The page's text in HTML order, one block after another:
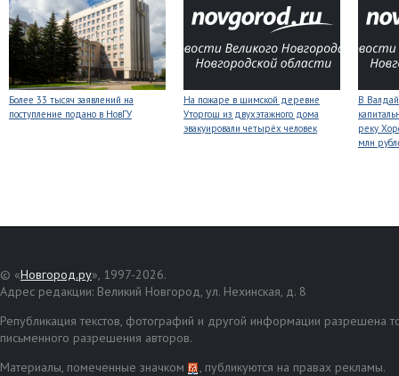
Более 33 тысяч заявлений на
поступление подано в НовГУ
На пожаре в шимской деревне
Уторгош из двухэтажного дома
эвакуировали четырёх человек
В
реку
млн
© «Новгород.ру», 1997-2026.
Адрес редакции: Великий Новгород, ул. Нехинская, д. 8
Републикация текстов, фотографий и другой информации разрешена
письменного разрешения авторов.
Материалы, помеченные значком
, публикуются на правах рекламы.